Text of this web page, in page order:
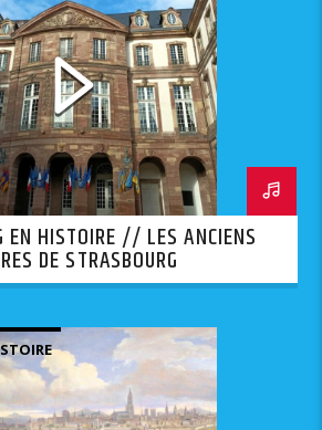
EN HISTOIRE // LES ANCIENS
DE STRASBOURG